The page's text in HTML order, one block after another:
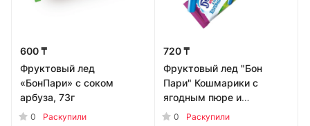
600 ₸
Фруктовый лед
«БонПари» с соком
арбуза, 73г
0 Раскупили
720 ₸
Фруктовый лед "Бон
Пари" Кошмарики с
ягодным пюре и
палочкой-жевательной
0 Раскупили